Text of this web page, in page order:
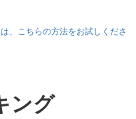
、こちらの方法をお試しくださ
ング